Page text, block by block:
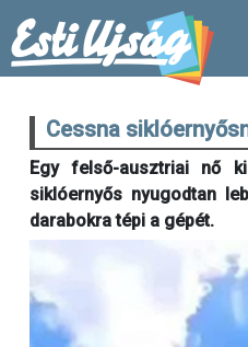
Cessna
Egy felső-ausztriai nő
siklóernyős nyugodtan
darabokra tépi a gépét.